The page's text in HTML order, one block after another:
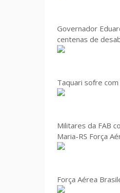
Governador
centenas de
Taquari sofre
Militares da FAB
Maria-RS Força
Força Aérea